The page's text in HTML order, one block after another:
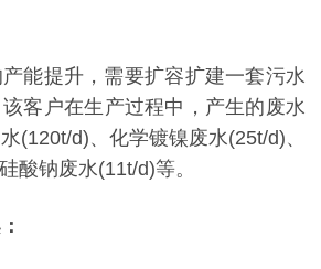
能提升，需要扩容扩建一套污水
客户在生产过程中，产生的废水
(120t/d)、化学镀镍废水(25t/d)、
酸钠废水(11t/d)等。